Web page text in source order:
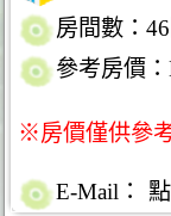
房間數：
參考房價
※房價僅供參
E-Mail：